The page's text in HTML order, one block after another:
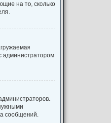
на то, сколько
администратором
сообщений.